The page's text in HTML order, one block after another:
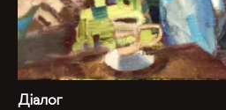
Діалог